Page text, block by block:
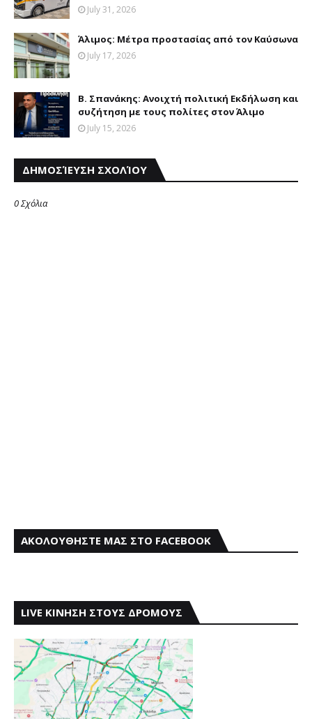
July 31, 2026
Άλιμος: Mέτρα προστασίας από τον Kαύσωνα
July 17, 2026
B. Σπανάκης: Aνοιχτή πολιτική Eκδήλωση και
συζήτηση με τους πολίτες στον Άλιμο
July 15, 2026
ΔΗΜΟΣΊΕΥΣΗ ΣΧΟΛΊΟΥ
0 Σχόλια
ΑΚΟΛΟΥΘΗΣΤΕ ΜΑΣ ΣΤΟ FACEBOOK
LIVE ΚΙΝΗΣΗ ΣΤΟΥΣ ΔΡΟΜΟΥΣ